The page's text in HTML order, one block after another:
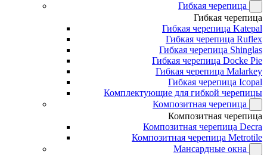
Гибкая черепица
Гибкая черепица
Гибкая черепица Katepal
Гибкая черепица Ruflex
Гибкая черепица Shinglas
Гибкая черепица Docke Pie
Гибкая черепица Malarkey
Гибкая черепица Icopal
Комплектующие для гибкой черепицы
Композитная черепица
Композитная черепица
Композитная черепица Decra
Композитная черепица Metrotile
Мансардные окна